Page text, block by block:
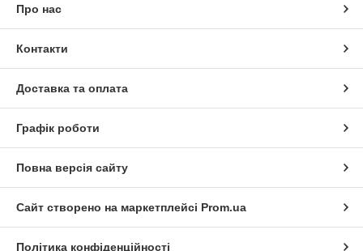
Про нас
Контакти
Доставка та оплата
Графік роботи
Повна версія сайту
Сайт створено на маркетплейсі Prom.ua
Політика конфіденційності